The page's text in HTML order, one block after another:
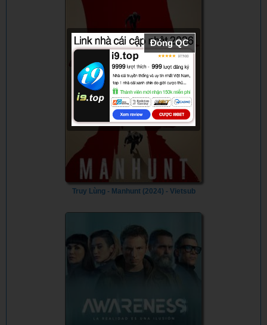
Truy Lùng - Manhunt (2024) - Vietsub
Đóng QC